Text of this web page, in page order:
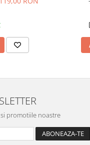
promotiile noastre